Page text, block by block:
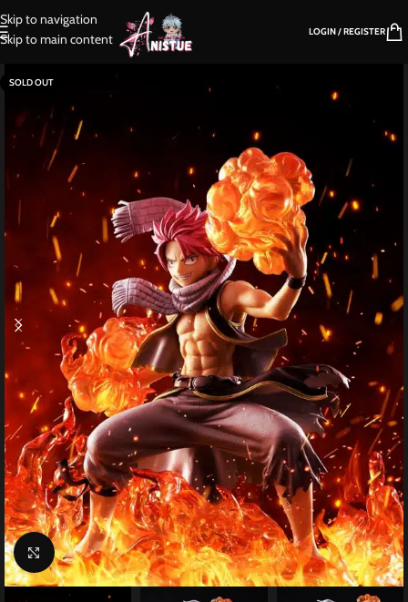
Skip to navigation
Skip to main content
LOGIN / REGISTER
SOLD OUT
Click to enlarge